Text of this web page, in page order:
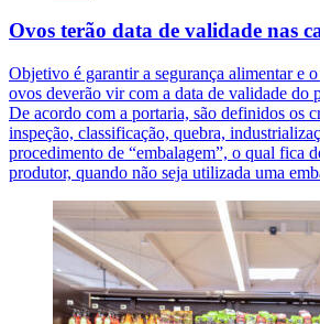
Ovos terão data de validade nas
Objetivo é garantir a segurança alimentar
ovos deverão vir com a data de validade do
De acordo com a portaria, são definidos os
inspeção, classificação, quebra,
procedimento de “embalagem”, o qual fica
produtor, quando não seja utilizada uma